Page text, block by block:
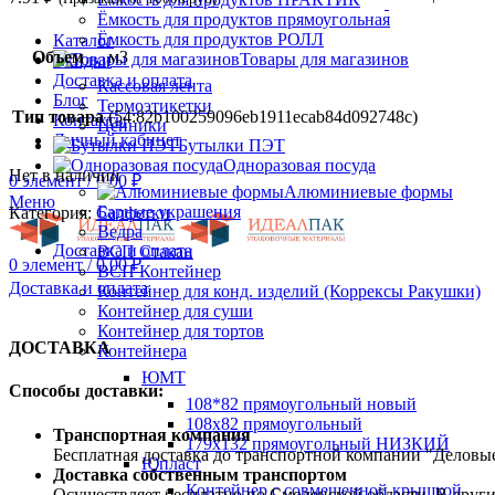
Каталог
Скидки
Доставка и оплата
Блог
Контакты
Личный кабинет
0элемент / 0.00 ₽
Меню
0 элемент / 0.00₽
Ёмкость для продуктов прямоугольная
Ёмкость для продуктов РОЛЛ
Товары для магазинов
Кассовая лента
Термоэтикетки
Ценники
Бутылки ПЭТ
Одноразовая посуда
Алюминиевые формы
Барные украшения
Ведра
ВСП Стакан
ВСП Контейнер
Контейнер для конд. изделий (Коррексы Ракушки)
Контейнер для суши
Контейнер для тортов
Контейнера
ЮМТ
108*82 прямоугольный новый
108х82 прямоугольный
179х132 прямоугольный НИЗКИЙ
Юпласт
Контейнер с совмещенной крышкой
Объем м3
Тип товара (54:82b100259096eb1911ecab84d092748c)
Нет в наличии
Категория: Салфетки
Доставка и оплата
Доставка и оплата
ДОСТАВКА
Способы доставки:
Транспортная компания
Бесплатная доставка до транспортной компании
Доставка собственным транспортом